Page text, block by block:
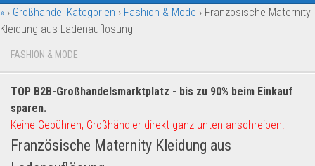
Garten & Werkzeug
Geschäft, Büro & Schreibwaren
Geschenkartikel
Handy und Smartphone
Kosmetik & Pflege
Lebensmittel & Getränke
» › Großhandel Kategorien › Fashion & Mode › Französische Maternity
Kleidung aus Ladenauflösung
FASHION & MODE
TOP B2B-Großhandelsmarktplatz - bis zu 90% beim Einkauf
sparen.
Keine Gebühren, Großhändler direkt ganz unten anschreiben.
Französische Maternity Kleidung aus